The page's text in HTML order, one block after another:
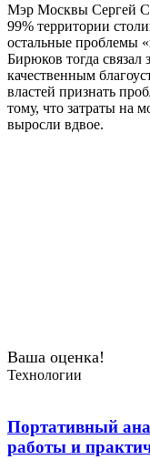
Мэр Москвы Сергей
99% территории
остальные проблемы
Бирюков тогда
качественным
властей признать
тому, что затраты на
выросли вдвое.
Ваша оценка!
Технологии
Портативный
работы и